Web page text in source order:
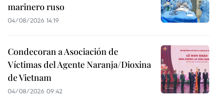
marinero ruso
04/08/2026 14:19
Condecoran a Asociación de
Víctimas del Agente Naranja/Dioxina
de Vietnam
04/08/2026 09:42